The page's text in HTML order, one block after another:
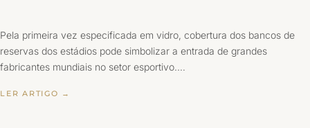
Pela primeira vez especificada em vidro, cobertura dos bancos de
reservas dos estádios pode simbolizar a entrada de grandes
fabricantes mundiais no setor esportivo.…
LER ARTIGO →